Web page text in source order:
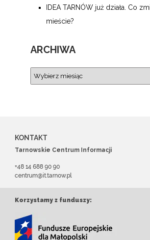
IDEA TARNÓW już działa. Co
mieście?
ARCHIWA
KONTAKT
Tarnowskie Centrum Informacji
+48 14 688 90 90
centrum@it.tarnow.pl
Korzystamy z funduszy: